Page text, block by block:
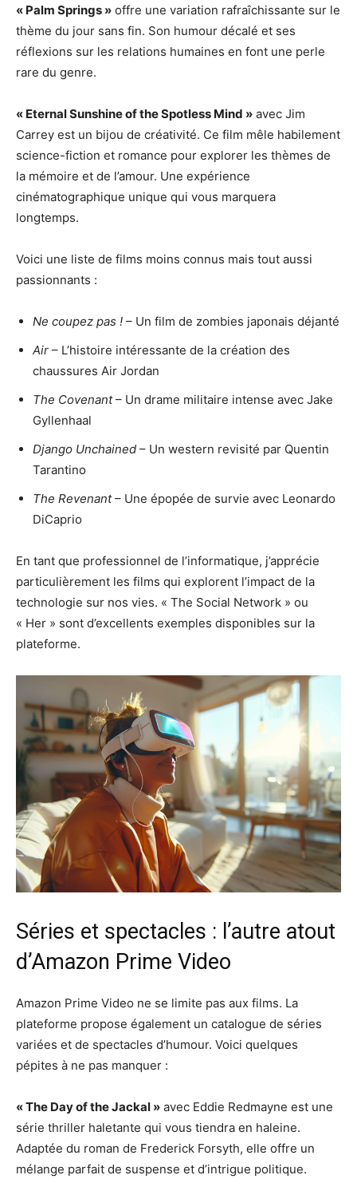
« Palm Springs » offre une variation rafraîchissante sur le
thème du jour sans fin. Son humour décalé et ses
réflexions sur les relations humaines en font une perle
rare du genre.
« Eternal Sunshine of the Spotless Mind » avec Jim
Carrey est un bijou de créativité. Ce film mêle habilement
science-fiction et romance pour explorer les thèmes de
la mémoire et de l’amour. Une expérience
cinématographique unique qui vous marquera
longtemps.
Voici une liste de films moins connus mais tout aussi
passionnants :
Ne coupez pas ! – Un film de zombies japonais déjanté
Air – L’histoire intéressante de la création des
chaussures Air Jordan
The Covenant– Un drame militaire intense avec Jake
Gyllenhaal
Django Unchained – Un western revisité par Quentin
Tarantino
The Revenant– Une épopée de survie avec Leonardo
DiCaprio
En tant que professionnel de l’informatique, j’apprécie
particulièrement les films qui explorent l’impact de la
technologie sur nos vies. « The Social Network » ou
« Her » sont d’excellents exemples disponibles sur la
plateforme.
Séries et spectacles : l’autre atout
d’Amazon Prime Video
Amazon Prime Video ne se limite pas aux films. La
plateforme propose également un catalogue de séries
variées et de spectacles d’humour. Voici quelques
pépites à ne pas manquer :
« The Day of the Jackal » avec Eddie Redmayne est une
série thriller haletante qui vous tiendra en haleine.
Adaptée du roman de Frederick Forsyth, elle offre un
mélange parfait de suspense et d’intrigue politique.